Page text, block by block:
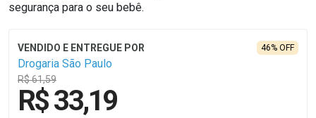
segurança para o seu bebê.
Drogaria São Paulo
R$ 61,59
46% OFF
R$ 33,19